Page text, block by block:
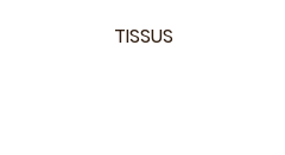
TISSUS